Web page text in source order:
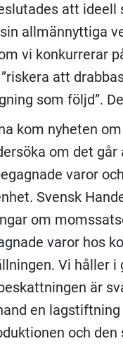
att
allmännyttiga
vi konkurrerar
att
som följd”.
kom nyheten
om det
varor
Svensk
om
varor hos
Vi håller i
är
en
och